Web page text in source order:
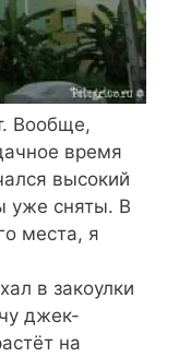
Вообще,
время
высокий
уже сняты. В
места, я
в закоулки
джек-
на